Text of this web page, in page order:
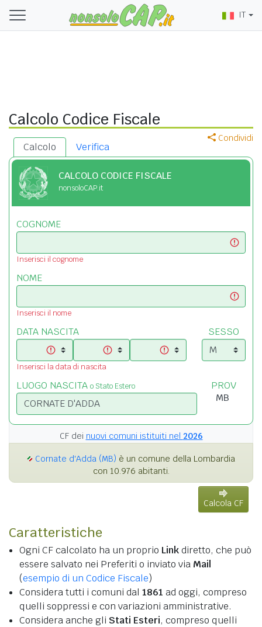
IT
Calcolo Codice Fiscale
Condividi
Calcolo Verifica
CALCOLO CODICE FISCALE
nonsoloCAP.it
COGNOME
Inserisci il cognome
NOME
Inserisci il nome
DATA NASCITA
Inserisci la data di nascita
SESSO
LUOGO NASCITA o Stato Estero PROV
CF dei nuovi comuni istituiti nel 2026
Cornate d'Adda (MB) è un comune della Lombardia
con 10.976 abitanti.
Calcola CF
Caratteristiche
Ogni CF calcolato ha un proprio Linkdiretto, che può
essere salvato nei Preferiti o inviato via Mail
(esempio di un Codice Fiscale)
Considera tutti i comuni dal 1861 ad oggi, compreso
quelli soppressi e con variazioni amministrative.
Considera anche gli Stati Esteri, compreso quelli